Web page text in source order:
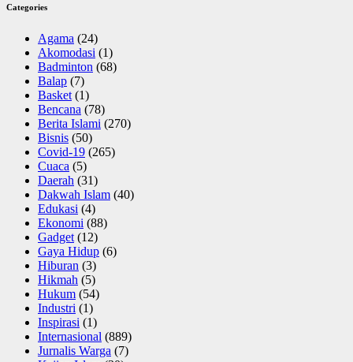
Categories
Agama (24)
Akomodasi (1)
Badminton (68)
Balap (7)
Basket (1)
Bencana (78)
Berita Islami (270)
Bisnis (50)
Covid-19 (265)
Cuaca (5)
Daerah (31)
Dakwah Islam (40)
Edukasi (4)
Ekonomi (88)
Gadget (12)
Gaya Hidup (6)
Hiburan (3)
Hikmah (5)
Hukum (54)
Industri (1)
Inspirasi (1)
Internasional (889)
Jurnalis Warga (7)